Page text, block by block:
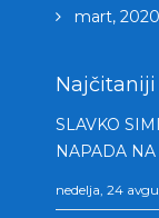
mart, 2020
Najčitaniji
SLAVKO
NAPADA
nedelja, 24